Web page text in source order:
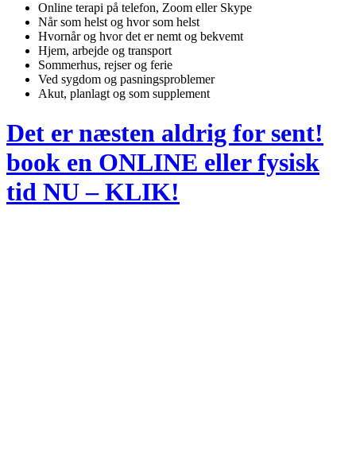
Online terapi på telefon, Zoom eller Skype
Når som helst og hvor som helst
Hvornår og hvor det er nemt og bekvemt
Hjem, arbejde og transport
Sommerhus, rejser og ferie
Ved sygdom og pasningsproblemer
Akut, planlagt og som supplement
Det er næsten aldrig for sent!
book en ONLINE eller fysisk
tid NU – KLIK!